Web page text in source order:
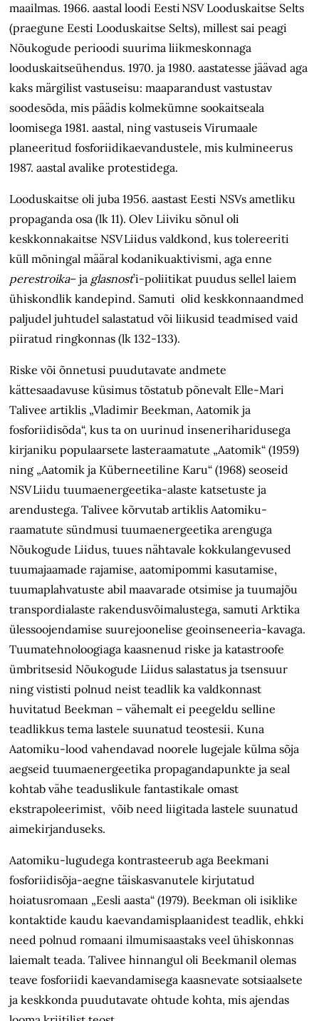
maailmas. 1966. aastal loodi Eesti NSV Looduskaitse Selts
(praegune Eesti Looduskaitse Selts), millest sai peagi
Nõukogude perioodi suurima liikmeskonnaga
looduskaitseühendus. 1970. ja 1980. aastatesse jäävad aga
kaks märgilist vastuseisu: maaparandust vastustav
soodesõda, mis päädis kolmekümne sookaitseala
loomisega 1981. aastal, ning vastuseis Virumaale
planeeritud fosforiidikaevandustele, mis kulmineerus
1987. aastal avalike protestidega.
Looduskaitse oli juba 1956. aastast Eesti NSVs ametliku
propaganda osa (lk 11). Olev Liiviku sõnul oli
keskkonnakaitse NSV Liidus valdkond, kus tolereeriti
küll mõningal määral kodanikuaktivismi, aga enne
perestroika– ja glasnost’i-poliitikat puudus sellel laiem
ühiskondlik kandepind. Samuti olid keskkonnaandmed
paljudel juhtudel salastatud või liikusid teadmised vaid
piiratud ringkonnas (lk 132-133).
Riske või õnnetusi puudutavate andmete
kättesaadavuse küsimus tõstatub põnevalt Elle-Mari
Talivee artiklis „Vladimir Beekman, Aatomik ja
fosforiidisõda“, kus ta on uurinud inseneriharidusega
kirjaniku populaarsete lasteraamatute „Aatomik“ (1959)
ning „Aatomik ja Küberneetiline Karu“ (1968) seoseid
NSV Liidu tuumaenergeetika-alaste katsetuste ja
arendustega. Talivee kõrvutab artiklis Aatomiku-
raamatute sündmusi tuumaenergeetika arenguga
Nõukogude Liidus, tuues nähtavale kokkulangevused
tuumajaamade rajamise, aatomipommi kasutamise,
tuumaplahvatuste abil maavarade otsimise ja tuumajõu
transpordialaste rakendusvõimalustega, samuti Arktika
ülessoojendamise suurejoonelise geoinseneeria-kavaga.
Tuumatehnoloogiaga kaasnenud riske ja katastroofe
ümbritsesid Nõukogude Liidus salastatus ja tsensuur
ning vististi polnud neist teadlik ka valdkonnast
huvitatud Beekman – vähemalt ei peegeldu selline
teadlikkus tema lastele suunatud teostesii. Kuna
Aatomiku-lood vahendavad noorele lugejale külma sõja
aegseid tuumaenergeetika propagandapunkte ja seal
kohtab vähe teaduslikule fantastikale omast
ekstrapoleerimist, võib need liigitada lastele suunatud
aimekirjanduseks.
Aatomiku-lugudega kontrasteerub aga Beekmani
fosforiidisõja-aegne täiskasvanutele kirjutatud
hoiatusromaan „Eesli aasta“ (1979). Beekman oli isiklike
kontaktide kaudu kaevandamisplaanidest teadlik, ehkki
need polnud romaani ilmumisaastaks veel ühiskonnas
laiemalt teada. Talivee hinnangul oli Beekmanil olemas
teave fosforiidi kaevandamisega kaasnevate sotsiaalsete
ja keskkonda puudutavate ohtude kohta, mis ajendas